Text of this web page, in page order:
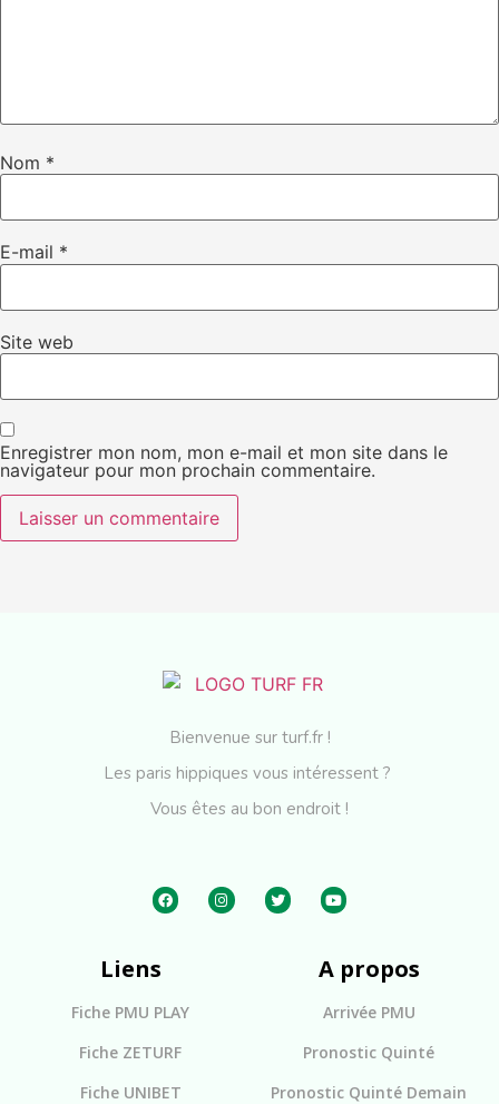
Nom *
E-mail *
Site web
Enregistrer mon nom, mon e-mail et mon site dans le
navigateur pour mon prochain commentaire.
Bienvenue sur turf.fr !
Les paris hippiques vous intéressent ?
Vous êtes au bon endroit !
Liens
Fiche PMU PLAY
Fiche ZETURF
Fiche UNIBET
A propos
Arrivée PMU
Pronostic Quinté
Pronostic Quinté Demain